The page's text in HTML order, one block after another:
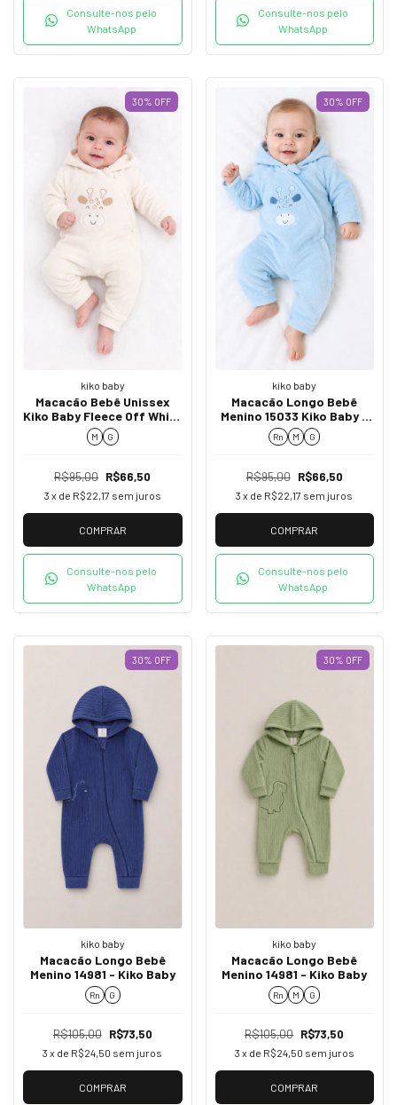
Consulte-nos pelo
WhatsApp
Consulte-nos pelo
WhatsApp
30% OFF
kiko baby
Macacão Bebê Unissex
Kiko Baby Fleece Off White
com Capuz e Girafinha
15033
M G
R$95,00 R$66,50
3 x de R$22,17 sem juros
COMPRAR
Consulte-nos pelo
WhatsApp
30% OFF
kiko baby
Macacão Longo Bebê
Menino 15033 Kiko Baby -
Conforto e Elegância para
o Inverno
Rn M G
R$95,00 R$66,50
3 x de R$22,17 sem juros
COMPRAR
Consulte-nos pelo
WhatsApp
30% OFF
kiko baby
Macacão Longo Bebê
Menino 14981 - Kiko Baby
Rn G
R$105,00 R$73,50
3 x de R$24,50 sem juros
COMPRAR
30% OFF
kiko baby
Macacão Longo Bebê
Menino 14981 - Kiko Baby
Rn M G
R$105,00 R$73,50
3 x de R$24,50 sem juros
COMPRAR